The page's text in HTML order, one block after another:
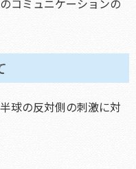
球の反対側の刺激に対